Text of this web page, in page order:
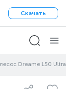
Скачать
Dreame L50 Ultra